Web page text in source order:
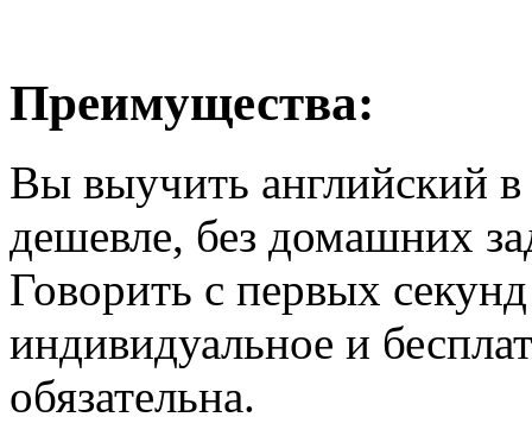
Преимущества:
Вы выучить английский в
дешевле, без домашних
Говорить с первых
индивидуальное и
обязательна.